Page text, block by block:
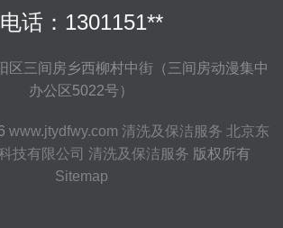
电话：1301151**
区三间房乡西柳村中街（三间房动漫集中
办公区5022号）
www.jtydfwy.com 清洗及保洁服务 北京东
技有限公司 清洗及保洁服务 版权所有
Sitemap